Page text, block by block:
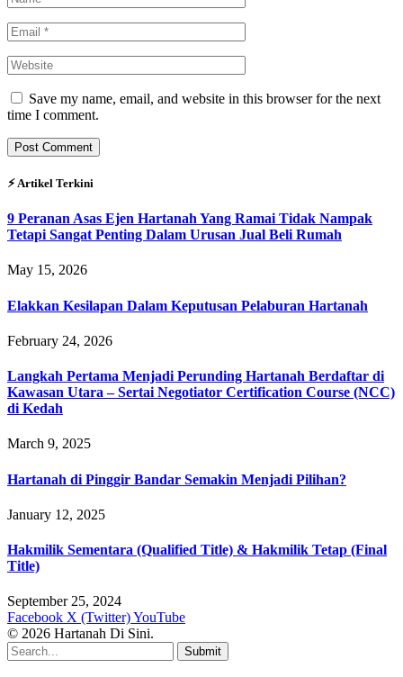
Save my name, email, and website in this browser for the next
time I comment.
⚡︎ Artikel Terkini
9 Peranan Asas Ejen Hartanah Yang Ramai Tidak Nampak
Tetapi Sangat Penting Dalam Urusan Jual Beli Rumah
May 15, 2026
Elakkan Kesilapan Dalam Keputusan Pelaburan Hartanah
February 24, 2026
Langkah Pertama Menjadi Perunding Hartanah Berdaftar di
Kawasan Utara – Sertai Negotiator Certification Course (NCC)
di Kedah
March 9, 2025
Hartanah di Pinggir Bandar Semakin Menjadi Pilihan?
January 12, 2025
Hakmilik Sementara (Qualified Title) & Hakmilik Tetap (Final
Title)
September 25, 2024
Facebook X (Twitter)YouTube
© 2026 Hartanah Di Sini.
Submit